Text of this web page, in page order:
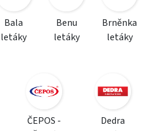
Bala
letáky
Benu
letáky
Brněnka
letáky
ČEPOS -
Dedra